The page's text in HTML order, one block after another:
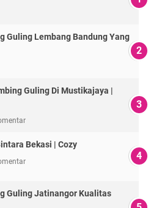
Guling Lembang Bandung Yang
Guling Di Mustikajaya |
Bekasi | Cozy
Guling Jatinangor Kualitas